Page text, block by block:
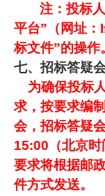
注：投标
平台”（网址：
标文件”的操作
七、招标答疑
为确保投标
求，按要求编
会，招标答疑
15:00 （北京
要求将根据邮
件方式发送。